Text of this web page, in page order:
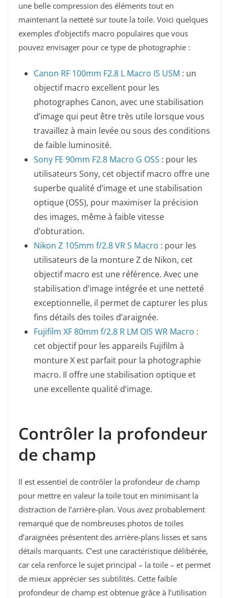
une belle compression des éléments tout en
maintenant la netteté sur toute la toile. Voici quelques
exemples d’objectifs macro populaires que vous
pouvez envisager pour ce type de photographie :
Canon RF 100mm F2.8 L Macro IS USM : un
objectif macro excellent pour les
photographes Canon, avec une stabilisation
d’image qui peut être très utile lorsque vous
travaillez à main levée ou sous des conditions
de faible luminosité.
Sony FE 90mm F2.8 Macro G OSS : pour les
utilisateurs Sony, cet objectif macro offre une
superbe qualité d’image et une stabilisation
optique (OSS), pour maximiser la précision
des images, même à faible vitesse
d’obturation.
Nikon Z 105mm f/2.8 VR S Macro : pour les
utilisateurs de la monture Z de Nikon, cet
objectif macro est une référence. Avec une
stabilisation d’image intégrée et une netteté
exceptionnelle, il permet de capturer les plus
fins détails des toiles d’araignée.
Fujifilm XF 80mm f/2.8 R LM OIS WR Macro :
cet objectif pour les appareils Fujifilm à
monture X est parfait pour la photographie
macro. Il offre une stabilisation optique et
une excellente qualité d’image.
Contrôler la profondeur
de champ
Il est essentiel de contrôler la profondeur de champ
pour mettre en valeur la toile tout en minimisant la
distraction de l’arrière-plan. Vous avez probablement
remarqué que de nombreuses photos de toiles
d’araignées présentent des arrière-plans lisses et sans
détails marquants. C’est une caractéristique délibérée,
car cela renforce le sujet principal – la toile – et permet
de mieux apprécier ses subtilités. Cette faible
profondeur de champ est obtenue grâce à l’utilisation